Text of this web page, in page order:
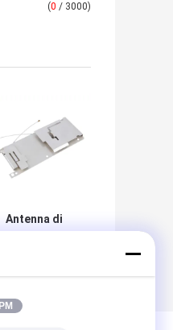
(0 / 3000)
Antenna di
metallo per lo